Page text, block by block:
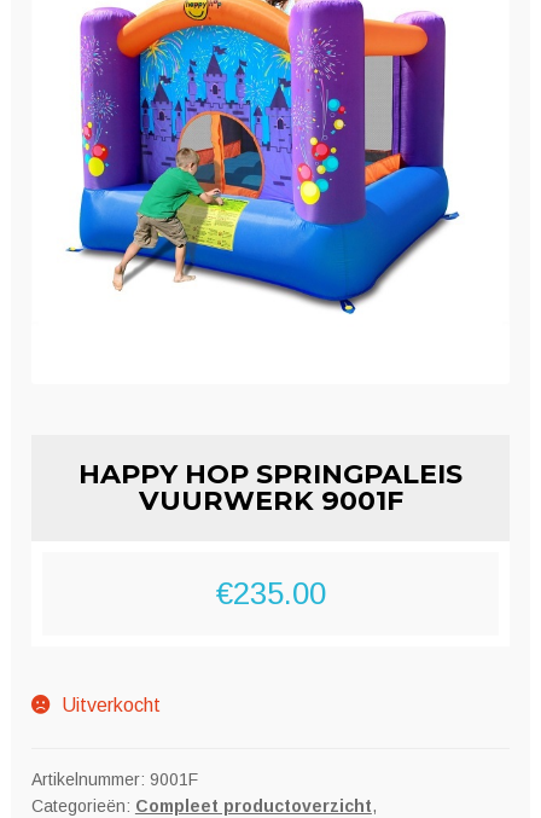
Winkelwagen
HAPPY HOP SPRINGPALEIS
VUURWERK 9001F
€235.00
Uitverkocht
Artikelnummer: 9001F
Categorieën: Compleet productoverzicht,